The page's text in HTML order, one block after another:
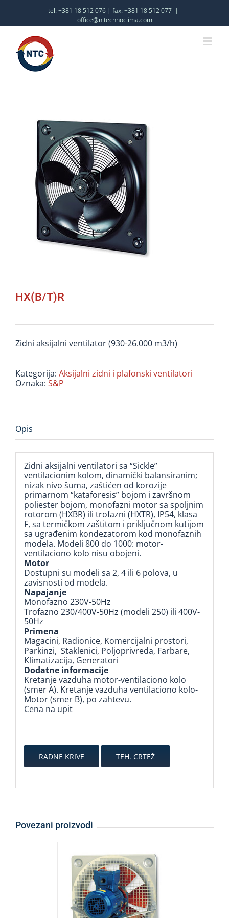
tel: +381 18 512 076 | fax: +381 18 512 077 |
office@nitechnoclima.com
HX(B/T)R
Zidni aksijalni ventilator (930-26.000 m3/h)
Kategorija: Aksijalni zidni i plafonski ventilatori
Oznaka: S&P
Opis
Zidni aksijalni ventilatori sa “Sickle”
ventilacionim kolom, dinamički balansiranim;
nizak nivo šuma, zaštićen od korozije
primarnom “kataforesis” bojom i završnom
poliester bojom, monofazni motor sa spoljnim
rotorom (HXBR) ili trofazni (HXTR), IP54, klasa
F, sa termičkom zaštitom i priključnom kutijom
sa ugrađenim kondezatorom kod monofaznih
modela. Modeli 800 do 1000: motor-
ventilaciono kolo nisu obojeni.
Motor
Dostupni su modeli sa 2, 4 ili 6 polova, u
zavisnosti od modela.
Napajanje
Monofazno 230V-50Hz
Trofazno 230/400V-50Hz (modeli 250) ili 400V-
50Hz
Primena
Magacini, Radionice, Komercijalni prostori,
Parkinzi, Staklenici, Poljoprivreda, Farbare,
Klimatizacija, Generatori
Dodatne informacije
Kretanje vazduha motor-ventilaciono kolo
(smer A). Kretanje vazduha ventilaciono kolo-
Motor (smer B), po zahtevu.
Cena na upit
RADNE KRIVE TEH. CRTEŽ
Povezani proizvodi